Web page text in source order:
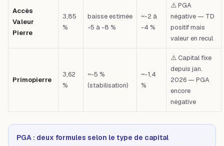
Accès
Valeur
Pierre
3,85
%
baisse estimée
-5 à -8 %
~-2 à
-4 %
⚠️ PGA
négative — TD
positif mais
valeur en recul
Primopierre
3,62
%
~-5 %
(stabilisation)
~-1,4
%
⚠️ Capital fixe
depuis jan.
2026 — PGA
encore
négative
PGA : deux formules selon le type de capital